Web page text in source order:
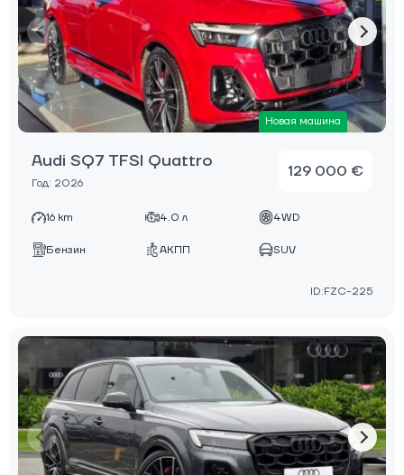
Новая машина
Audi SQ7 TFSI Quattro
Год: 2026
129 000 €
16 km 4.0 л 4WD
Бензин АКПП SUV
ID:FZC-225